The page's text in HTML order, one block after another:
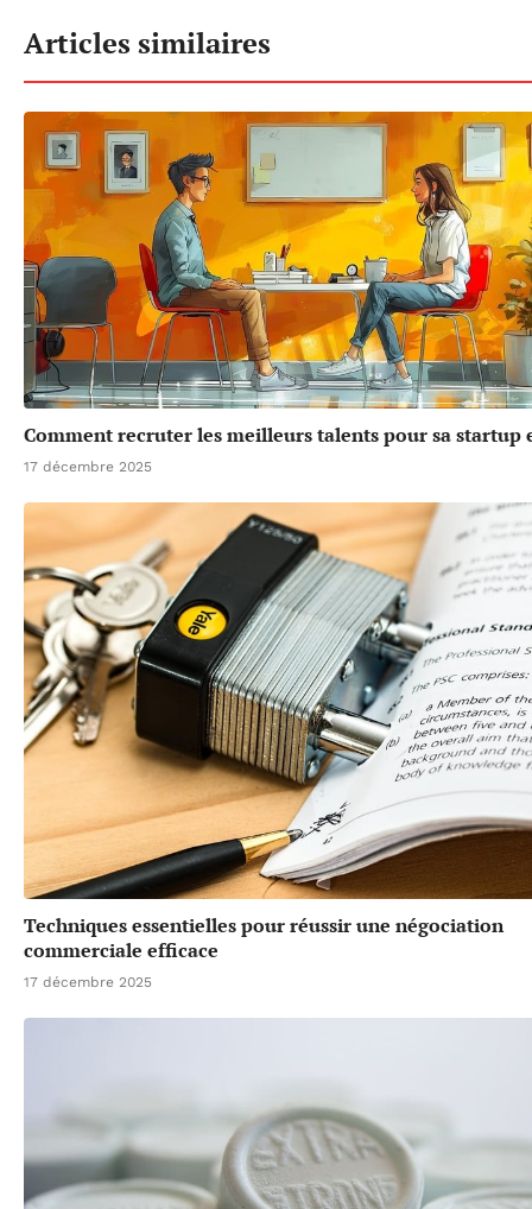
Articles similaires
Comment recruter les meilleurs talents pour sa startup
17 décembre 2025
Techniques essentielles pour réussir une négociation
commerciale efficace
17 décembre 2025